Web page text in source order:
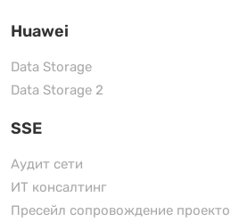
Huawei
Data Storage
Data Storage 2
SSE
Аудит сети
ИТ консалтинг
Пресейл сопровождение